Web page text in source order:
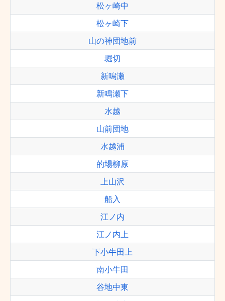
松ヶ崎中
松ヶ崎下
山の神団地前
堀切
新鳴瀬
新鳴瀬下
水越
山前団地
水越浦
的場柳原
上山沢
船入
江ノ内
江ノ内上
下小牛田上
南小牛田
谷地中東